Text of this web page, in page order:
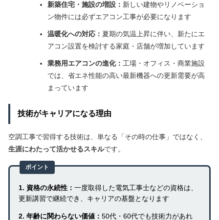
新築住宅・施設の増設： 新しい建物やリノベーショ
ン物件には必ずエアコン工事が必要になります
温暖化への対応： 夏期の気温上昇に伴い、新たにエ
アコン設置を検討する家庭・店舗が増加しています
業務用エアコンの進化： 工場・オフィス・商業施設
では、省エネ性能の高い最新機器への更新需要が高
まっています
技術がキャリアになる理由
空調工事で習得する技術は、単なる「その時の仕事」ではなく、
生涯にわたって活かせるスキルです。
ポイント
1. 資格の永続性： 一度取得した電気工事士などの資格は、
更新講習で継続でき、キャリアの基盤となります
2. 年齢に関わらない価値： 50代・60代でも技術力があれ